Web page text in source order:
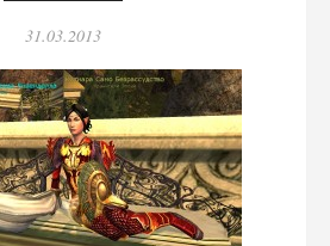
Опубликовано
31.03.2013